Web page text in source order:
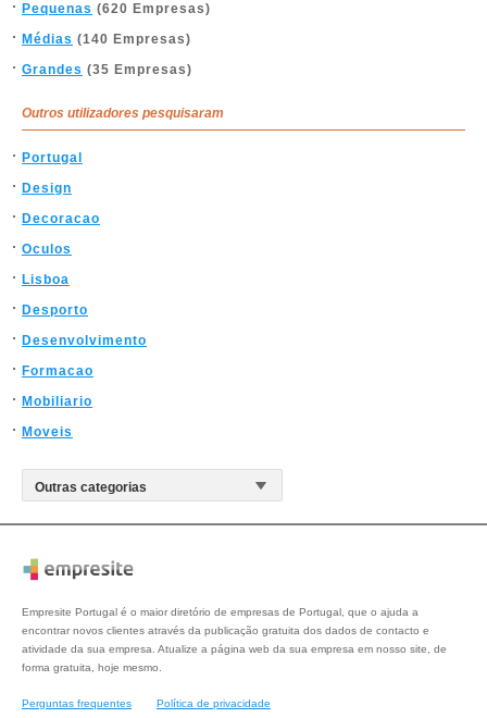
Pequenas (620 Empresas)
Médias (140 Empresas)
Grandes (35 Empresas)
Outros utilizadores pesquisaram
Portugal
Design
Decoracao
Oculos
Lisboa
Desporto
Desenvolvimento
Formacao
Mobiliario
Moveis
Empresite Portugal é o maior diretório de empresas de Portugal, que o ajuda a
encontrar novos clientes através da publicação gratuita dos dados de contacto e
atividade da sua empresa. Atualize a página web da sua empresa em nosso site, de
forma gratuita, hoje mesmo.
Perguntas frequentes Política de privacidade